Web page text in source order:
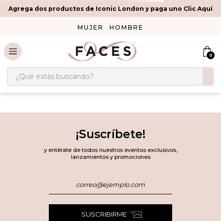
Agrega dos productos de Iconic London y paga uno Clic Aquí
MUJER HOMBRE
0
¿Qué estás buscando?
¡Suscríbete!
y entérate de todos nuestros eventos exclusivos,
lanzamientos y promociones
SUSCRIBIRME